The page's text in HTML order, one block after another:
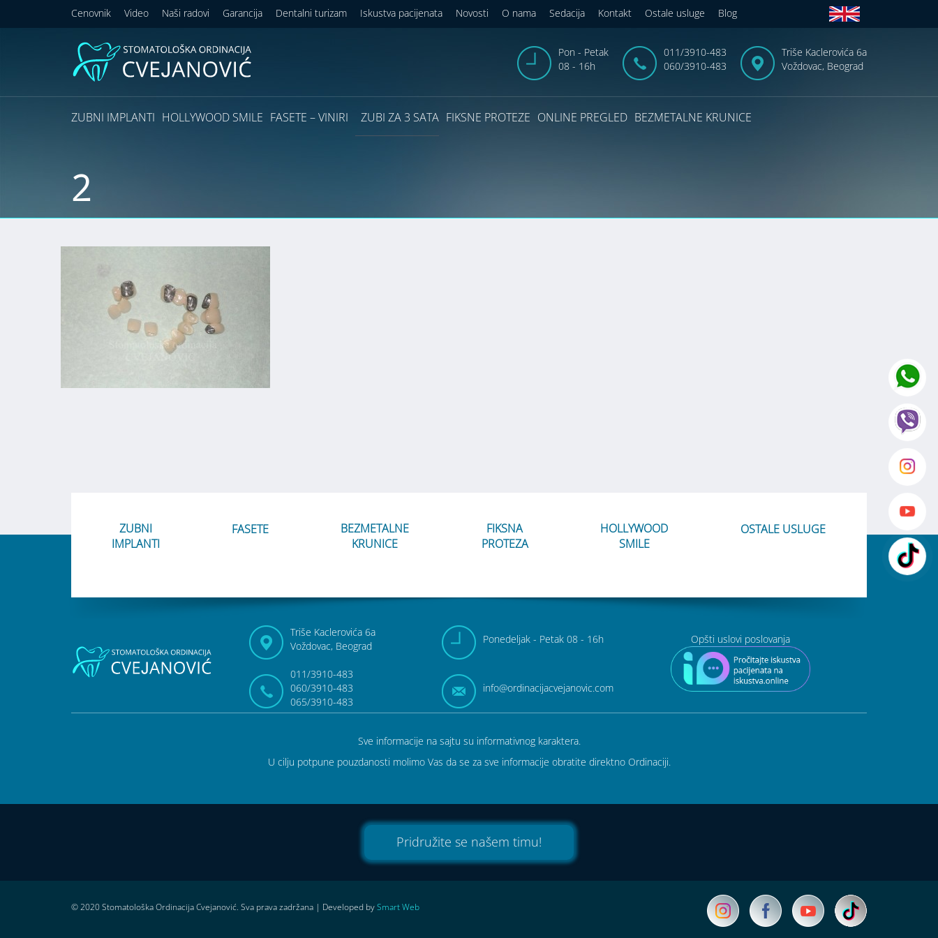
Cenovnik Video Naši radovi Garancija Dentalni turizam Iskustva pacijenata Novosti O nama Sedacija Kontakt Ostale usluge Blog
Pon - Petak
08 - 16h
011/3910-483
060/3910-483
Triše Kaclerovića 6a
Voždovac, Beograd
ZUBNI IMPLANTI HOLLYWOOD SMILE FASETE – VINIRI BEZMETALNE KRUNICE
FIKSNE PROTEZE ONLINE PREGLED
ZUBI ZA 3 SATA
2
ZUBNI
IMPLANTI
FASETE
BEZMETALNE
KRUNICE
FIKSNA
PROTEZA
HOLLYWOOD
SMILE
OSTALE USLUGE
Triše Kaclerovića 6a
Voždovac, Beograd
Ponedeljak - Petak 08 - 16h
011/3910-483
060/3910-483
065/3910-483
info@ordinacijacvejanovic.com
Opšti uslovi poslovanja
Sve informacije na sajtu su informativnog karaktera.
U cilju potpune pouzdanosti molimo Vas da se za sve informacije obratite direktno Ordinaciji.
Pridružite se našem timu!
© 2020 Stomatološka Ordinacija Cvejanović. Sva prava zadržana | Developed bySmart Web